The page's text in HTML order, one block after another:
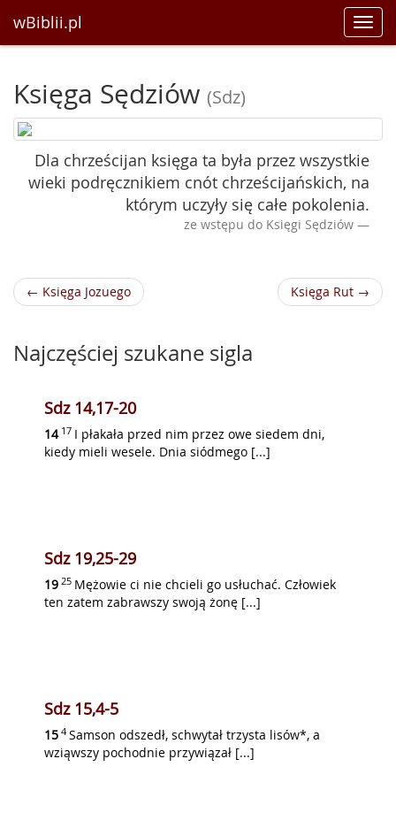
wBiblii.pl
Księga Sędziów (Sdz)
Dla chrześcijan księga ta była przez wszystkie
wieki podręcznikiem cnót chrześcijańskich, na
którym uczyły się całe pokolenia.
ze wstępu do Księgi Sędziów
← Księga Jozuego Księga Rut →
Najczęściej szukane sigla
Sdz 14,17-20
14 17 I płakała przed nim przez owe siedem dni,
kiedy mieli wesele. Dnia siódmego [...]
Sdz 19,25-29
19 25 Mężowie ci nie chcieli go usłuchać. Człowiek
ten zatem zabrawszy swoją żonę [...]
Sdz 15,4-5
15 4 Samson odszedł, schwytał trzysta lisów*, a
wziąwszy pochodnie przywiązał [...]